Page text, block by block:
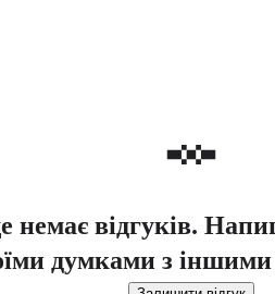
немає відгуків.
думками з